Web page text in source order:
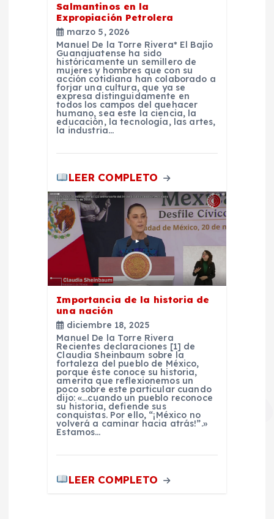
Salmantinos en la
Expropiación Petrolera
marzo 5, 2026
Manuel De la Torre Rivera* El Bajío
Guanajuatense ha sido
históricamente un semillero de
mujeres y hombres que con su
acción cotidiana han colaborado a
forjar una cultura, que ya se
expresa distinguidamente en
todos los campos del quehacer
humano, sea este la ciencia, la
educación, la tecnología, las artes,
la industria…
LEER COMPLETO
Importancia de la historia de
una nación
diciembre 18, 2025
Manuel De la Torre Rivera
Recientes declaraciones [1] de
Claudia Sheinbaum sobre la
fortaleza del pueblo de México,
porque éste conoce su historia,
amerita que reflexionemos un
poco sobre este particular cuando
dijo: «…cuando un pueblo reconoce
su historia, defiende sus
conquistas. Por ello, “¡México no
volverá a caminar hacia atrás!”.»
Estamos…
LEER COMPLETO